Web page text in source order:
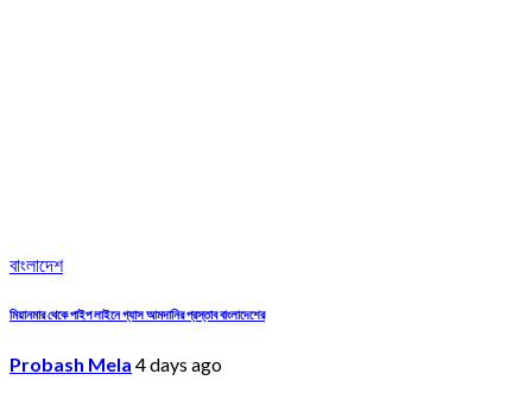
বাংলাদেশ
মিয়ানমার থেকে পাইপ লাইনে গ্যাস আমদানির প্রস্তাব বাংলাদেশের
Probash Mela 4 days ago